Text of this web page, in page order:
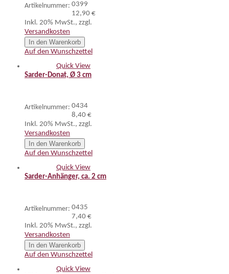
Artikelnummer: 0399
12,90 €
Inkl. 20% MwSt., zzgl.
Versandkosten
In den Warenkorb
Auf den Wunschzettel
Quick View
Sarder-Donat, Ø 3 cm
Artikelnummer: 0434
8,40 €
Inkl. 20% MwSt., zzgl.
Versandkosten
In den Warenkorb
Auf den Wunschzettel
Quick View
Sarder-Anhänger, ca. 2 cm
Artikelnummer: 0435
7,40 €
Inkl. 20% MwSt., zzgl.
Versandkosten
In den Warenkorb
Auf den Wunschzettel
Quick View